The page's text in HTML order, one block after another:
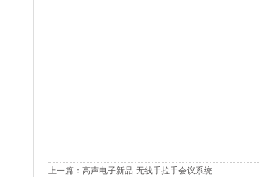
上一篇： 高声电子新品-无线手拉手会议系统